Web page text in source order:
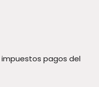
pagos del